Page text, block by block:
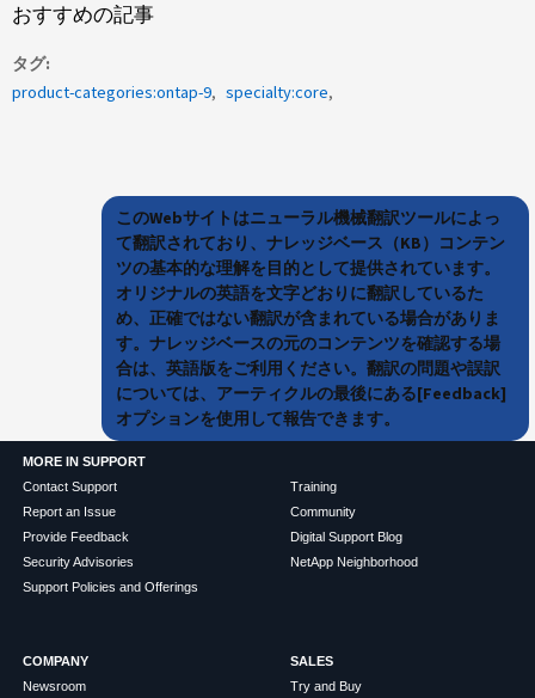
おすすめの記事
タグ
product-categories:ontap-9
specialty:core
このWebサイトはニューラル機械翻訳ツールによっ
て翻訳されており、ナレッジベース（KB）コンテン
ツの基本的な理解を目的として提供されています。
オリジナルの英語を文字どおりに翻訳しているた
め、正確ではない翻訳が含まれている場合がありま
す。ナレッジベースの元のコンテンツを確認する場
合は、英語版をご利用ください。翻訳の問題や誤訳
については、アーティクルの最後にある[Feedback]
オプションを使用して報告できます。
MORE IN SUPPORT
Contact Support
Report an Issue
Provide Feedback
Security Advisories
Support Policies and Offerings
Training
Community
Digital Support Blog
NetApp Neighborhood
COMPANY
Newsroom
SALES
Try and Buy